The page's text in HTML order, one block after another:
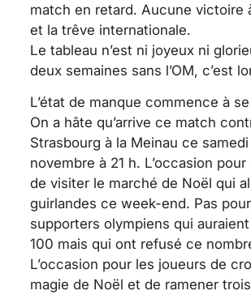
match en retard. Aucune victoire
et la trêve internationale.
Le tableau n’est ni joyeux ni
deux semaines sans l’OM, c’est
L’état de manque commence à
On a hâte qu’arrive ce match
Strasbourg à la Meinau ce
novembre à 21 h. L’occasion
de visiter le marché de Noël qui
guirlandes ce week-end. Pas
supporters olympiens qui
100 mais qui ont refusé ce
L’occasion pour les joueurs de
magie de Noël et de ramener